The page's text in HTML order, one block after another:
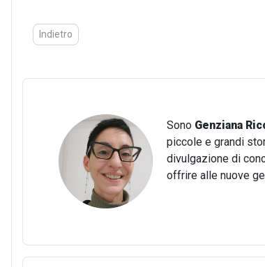
Articolo precedente: Il Castello di Galeazza:
Indietro
Sono Genziana
piccole e grandi
divulgazione di
offrire alle nuove